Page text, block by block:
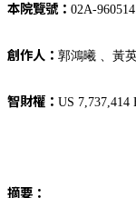
本院覽號： 02A-960514
創作人： 郭鴻曦 、黃
智財權： US 7,737,414
摘要：